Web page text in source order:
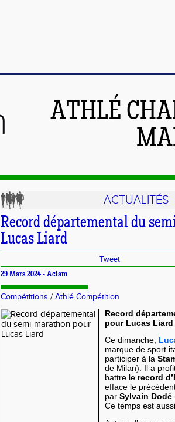
ATHLÉ
ACTUALITÉS
Record départemental du
Lucas Liard
Tweet
29 Mars 2024 - Aclam
Compétitions / Athlé Compétition
Record
pour Lucas Liard
Ce dimanche,
marque de sport
participer à la
de Milan). Il a
battre le record
efface le
par Sylvain Dodé
Ce temps est